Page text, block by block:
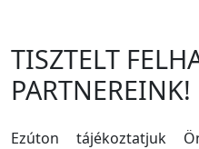
TISZTELT
PARTNEREINK!
Ezúton tájékoztatjuk